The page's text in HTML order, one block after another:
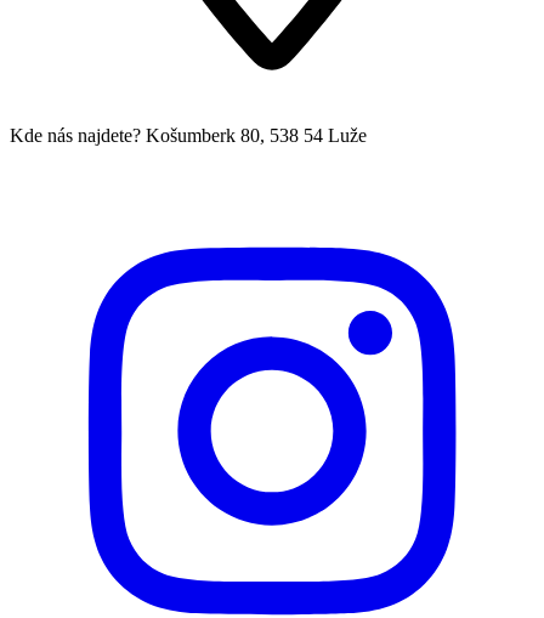
Kde nás najdete? Košumberk 80, 538 54 Luže